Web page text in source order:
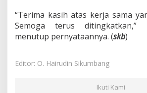
“Terima kasih atas kerja sama
Semoga terus ditingkatkan,”
menutup pernyataannya. (skb)
Editor: O. Hairudin Sikumbang
Ikuti Kami